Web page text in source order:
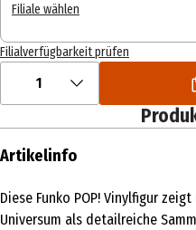
Filiale wählen
Filialverfügbarkeit prüfen
1
Artikelinfo
Diese Funko POP! Vinylfigur
Universum als detailreiche